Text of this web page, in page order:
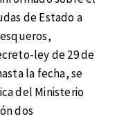
de Estado a
ley de 29 de
la fecha, se
del Ministerio
dos